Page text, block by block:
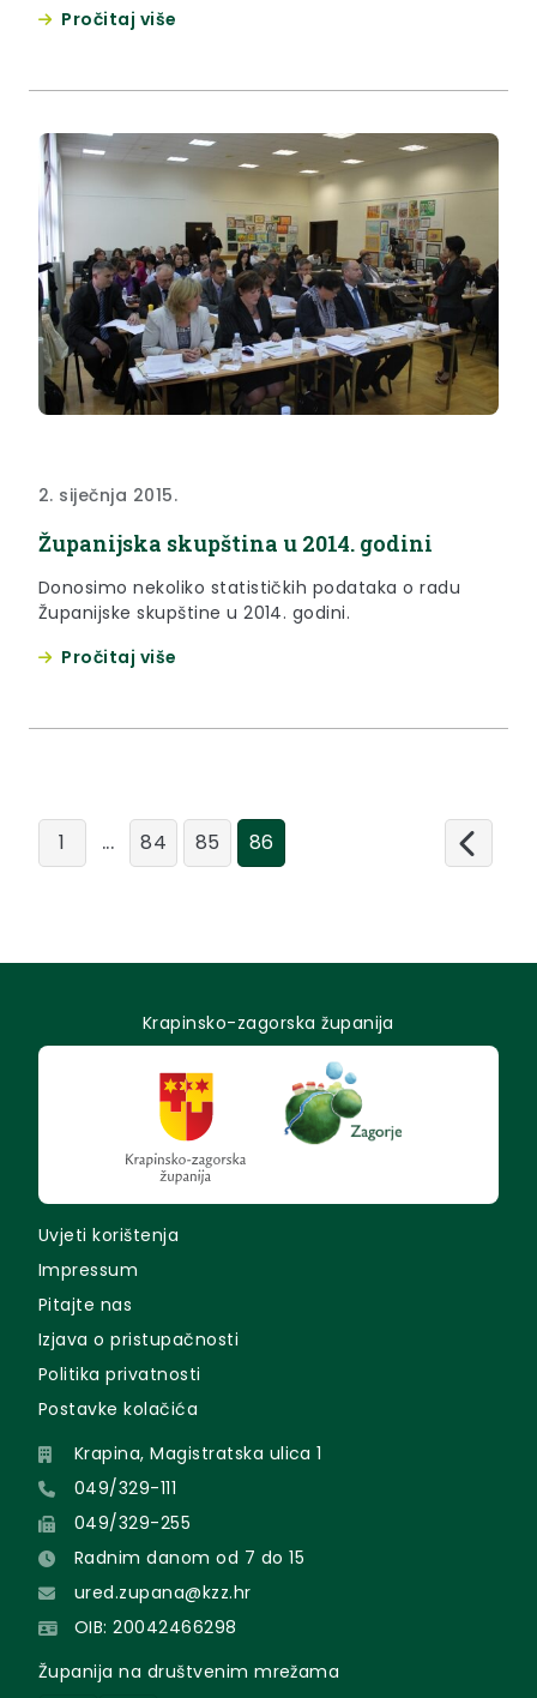
Pročitaj više
2. siječnja 2015.
Županijska skupština u 2014. godini
Donosimo nekoliko statističkih podataka o radu
Županijske skupštine u 2014. godini.
Pročitaj više
1 ... 84 85 86
Krapinsko-zagorska županija
Uvjeti korištenja
Impressum
Pitajte nas
Izjava o pristupačnosti
Politika privatnosti
Postavke kolačića
Krapina, Magistratska ulica 1
049/329-111
049/329-255
Radnim danom od 7 do 15
ured.zupana@kzz.hr
OIB: 20042466298
Županija na društvenim mrežama